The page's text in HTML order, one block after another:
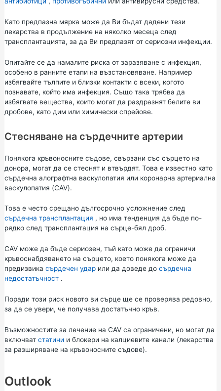
Като предпазна мярка може да Ви бъдат дадени тези
лекарства в продължение на няколко месеца след
трансплантацията, за да Ви предпазят от сериозни инфекции.
Опитайте се да намалите риска от заразяване с инфекция,
особено в ранните етапи на възстановяване. Например
избягвайте тълпите и близки контакти с всеки, когото
познавате, който има инфекция. Също така трябва да
избягвате вещества, които могат да раздразнят белите ви
дробове, като дим или химически спрейове.
Стесняване на сърдечните артерии
Понякога кръвоносните съдове, свързани със сърцето на
донора, могат да се стеснят и втвърдят. Това е известно като
сърдечна алографтна васкулопатия или коронарна артериална
васкулопатия (CAV).
Това е често срещано дългосрочно усложнение след
сърдечна трансплантация , но има тенденция да бъде по-
рядко след трансплантация на сърце-бял дроб.
CAV може да бъде сериозен, тъй като може да ограничи
кръвоснабдяването на сърцето, което понякога може да
предизвика сърдечен ударили да доведе до сърдечна
недостатъчност.
Поради този риск новото ви сърце ще се проверява редовно,
за да се увери, че получава достатъчно кръв.
Възможностите за лечение на CAV са ограничени, но могат да
включват статини и блокери на калциевите канали (лекарства
за разширяване на кръвоносните съдове).
Outlook